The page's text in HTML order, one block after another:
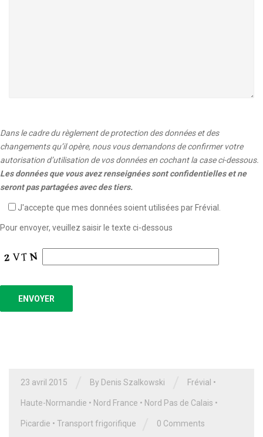
Dans le cadre du règlement de protection des données et des
changements qu’il opère, nous vous demandons de confirmer votre
autorisation d’utilisation de vos données en cochant la case ci-dessous.
Les données que vous avez renseignées sont confidentielles et ne
seront pas partagées avec des tiers.
J'accepte que mes données soient utilisées par Frévial.
Pour envoyer, veuillez saisir le texte ci-dessous
23 avril 2015 By Denis Szalkowski Frévial •
Haute-Normandie • Nord France • Nord Pas de Calais •
Picardie • Transport frigorifique 0 Comments